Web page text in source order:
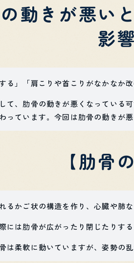
の動きが悪い
影
る」「肩こりや首こりがなかな
て、肋骨の動きが悪くなっている
っています。今回は肋骨の動きが
【肋骨
るかご状の構造を作り、心臓や肺
には肋骨が広がったり閉じたりす
は柔軟に動いていますが、姿勢の